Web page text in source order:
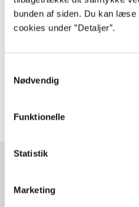
bunden af siden. Du kan læse
cookies under ”Detaljer”.
Nødvendig
Funktionelle
Statistik
Marketing
Artiklen er en del af
Artiklerne i
Artikler med samme